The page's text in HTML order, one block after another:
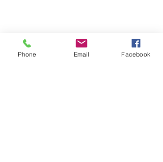
Phone Email Facebook